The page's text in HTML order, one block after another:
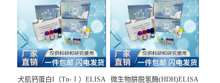
犬肌钙蛋白I（Tn-Ⅰ）ELISA
微生物肼脱氢酶(HDH)ELISA